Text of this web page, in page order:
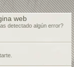
car
web
detectado algún error?